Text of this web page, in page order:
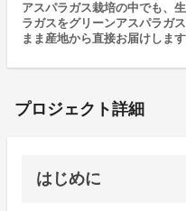
アスパラガス栽培の中でも、
ラガスをグリーンアスパラガ
まま産地から直接お届けします
プロジェクト詳細
はじめに